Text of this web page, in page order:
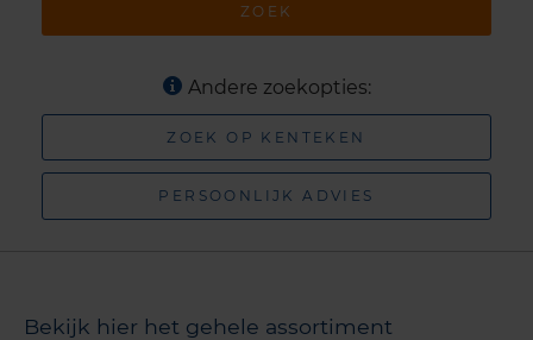
ZOEK
Andere zoekopties:
ZOEK OP KENTEKEN
PERSOONLIJK ADVIES
Bekijk hier het gehele assortiment